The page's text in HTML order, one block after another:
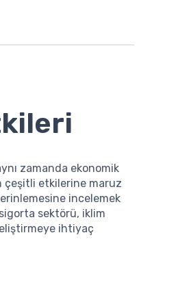
zamanda ekonomik
çeşitli etkilerine maruz
incelemek
sektörü, iklim
ihtiyaç